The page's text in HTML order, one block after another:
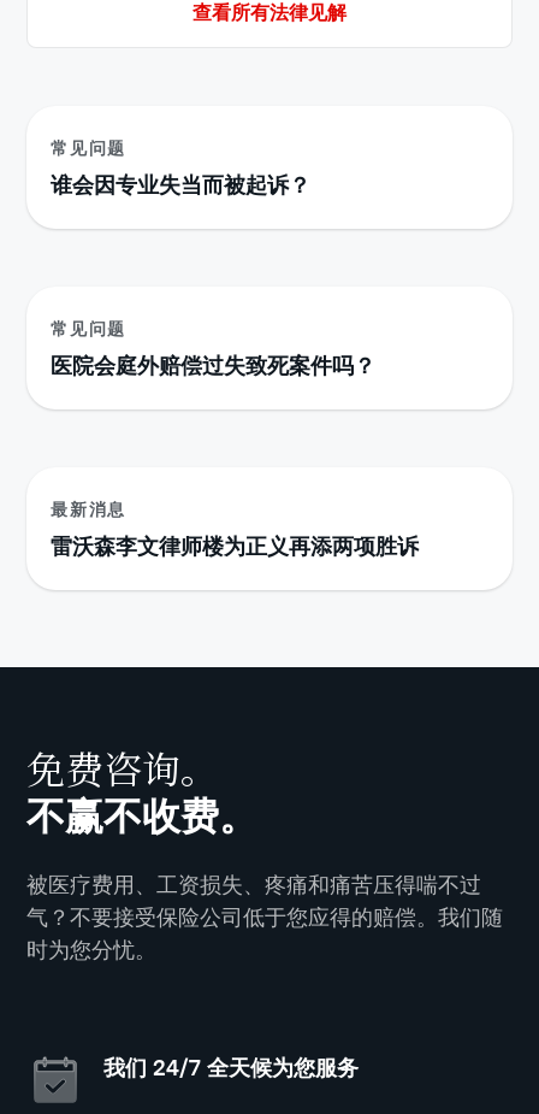
查看所有法律见解
常见问题
谁会因专业失当而被起诉？
常见问题
医院会庭外赔偿过失致死案件吗？
最新消息
雷沃森李文律师楼为正义再添两项胜诉
免费咨询。
不赢不收费。
被医疗费用、工资损失、疼痛和痛苦压得喘不过
气？不要接受保险公司低于您应得的赔偿。我们随
时为您分忧。
我们 24/7 全天候为您服务